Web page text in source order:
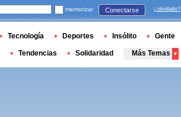
memorizar Conectarse ¿olvidado?
Tecnología Deportes Insólito Gente
Tendencias Solidaridad Más Temas